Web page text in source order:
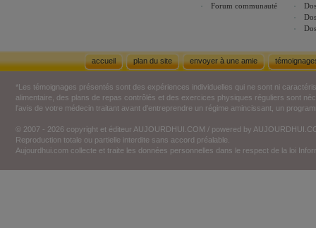
Forum communauté
accueil plan du site envoyer à une amie
*Les témoignages présentés sont des expériences individuelles qui ne sont ni
alimentaire, des plans de repas contrôlés et des exercices physiques réguliers sont
l'avis de votre médecin traitant avant d'entreprendre un régime amincissant, un
© 2007 - 2026 copyright et éditeur AUJOURDHUI.COM / powered by
Reproduction totale ou partielle interdite sans accord préalable.
Aujourdhui.com collecte et traite les données personnelles dans le respect de la loi